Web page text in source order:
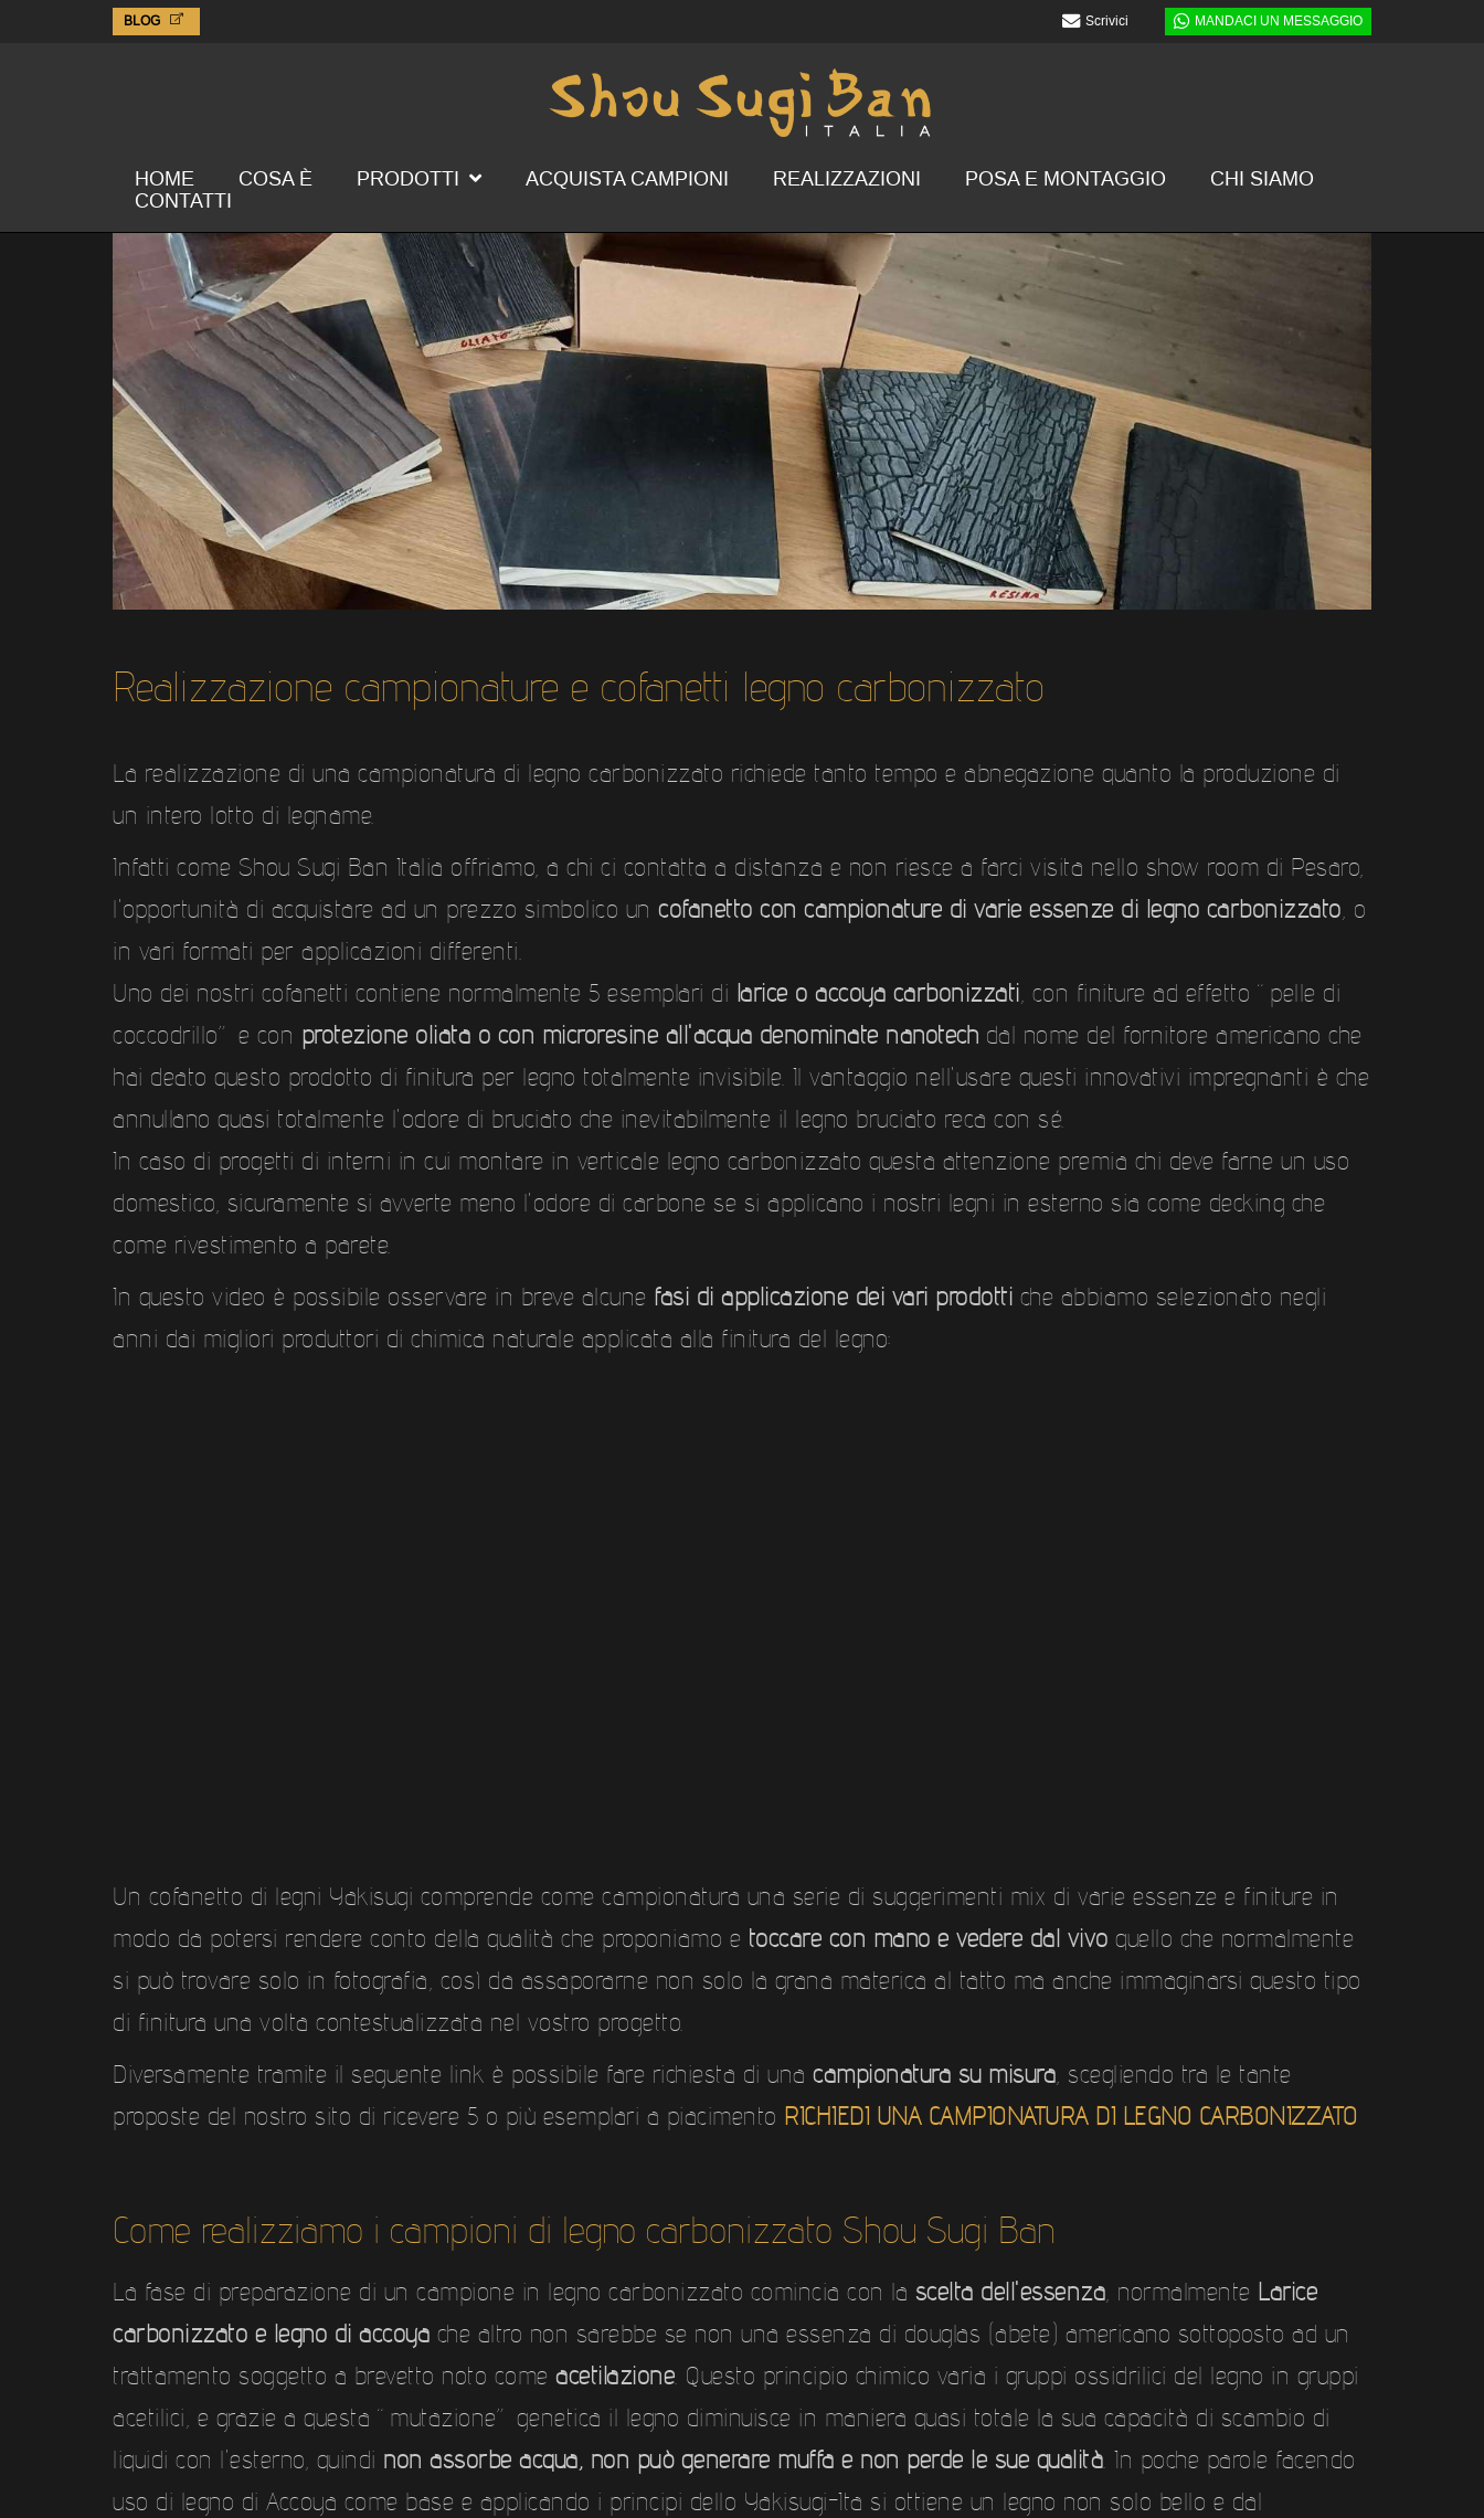
BLOG Scrivici MANDACI UN MESSAGGIO
HOME COSA È PRODOTTI ACQUISTA CAMPIONI REALIZZAZIONI POSA E MONTAGGIO
CHI SIAMO
CONTATTI
Realizzazione campionature e cofanetti legno carbonizzato
La realizzazione di una campionatura di legno carbonizzato richiede tanto tempo e abnegazione quanto la produzione di
un intero lotto di legname.
Infatti come Shou Sugi Ban Italia offriamo, a chi ci contatta a distanza e non riesce a farci visita nello show room di Pesaro,
l'opportunità di acquistare ad un prezzo simbolico un cofanetto con campionature di varie essenze di legno carbonizzato, o
in vari formati per applicazioni differenti.
Uno dei nostri cofanetti contiene normalmente 5 esemplari di larice o accoya carbonizzati, con finiture ad effetto “pelle di
coccodrillo” e con protezione oliata o con microresine all'acqua denominate nanotech dal nome del fornitore americano che
hai deato questo prodotto di finitura per legno totalmente invisibile. Il vantaggio nell'usare questi innovativi impregnanti è che
annullano quasi totalmente l'odore di bruciato che inevitabilmente il legno bruciato reca con sé.
In caso di progetti di interni in cui montare in verticale legno carbonizzato questa attenzione premia chi deve farne un uso
domestico, sicuramente si avverte meno l'odore di carbone se si applicano i nostri legni in esterno sia come decking che
come rivestimento a parete.
In questo video è possibile osservare in breve alcune fasi di applicazione dei vari prodotti che abbiamo selezionato negli
anni dai migliori produttori di chimica naturale applicata alla finitura del legno:
Un cofanetto di legni Yakisugi comprende come campionatura una serie di suggerimenti mix di varie essenze e finiture in
modo da potersi rendere conto della qualità che proponiamo e toccare con mano e vedere dal vivo quello che normalmente
si può trovare solo in fotografia, così da assaporarne non solo la grana materica al tatto ma anche immaginarsi questo tipo
di finitura una volta contestualizzata nel vostro progetto.
Diversamente tramite il seguente link è possibile fare richiesta di una campionatura su misura, scegliendo tra le tante
proposte del nostro sito di ricevere 5 o più esemplari a piacimento RICHIEDI UNA CAMPIONATURA DI LEGNO CARBONIZZATO
Come realizziamo i campioni di legno carbonizzato Shou Sugi Ban
La fase di preparazione di un campione in legno carbonizzato comincia con la scelta dell'essenza, normalmente Larice
carbonizzato e legno di accoya che altro non sarebbe se non una essenza di douglas (abete) americano sottoposto ad un
trattamento soggetto a brevetto noto come acetilazione. Questo principio chimico varia i gruppi ossidrilici del legno in gruppi
acetilici, e grazie a questa “mutazione” genetica il legno diminuisce in maniera quasi totale la sua capacità di scambio di
liquidi con l'esterno, quindi non assorbe acqua, non può generare muffa e non perde le sue qualità. In poche parole facendo
uso di legno di Accoya come base e applicando i principi dello Yakisugi-Ita si ottiene un legno non solo bello e dal